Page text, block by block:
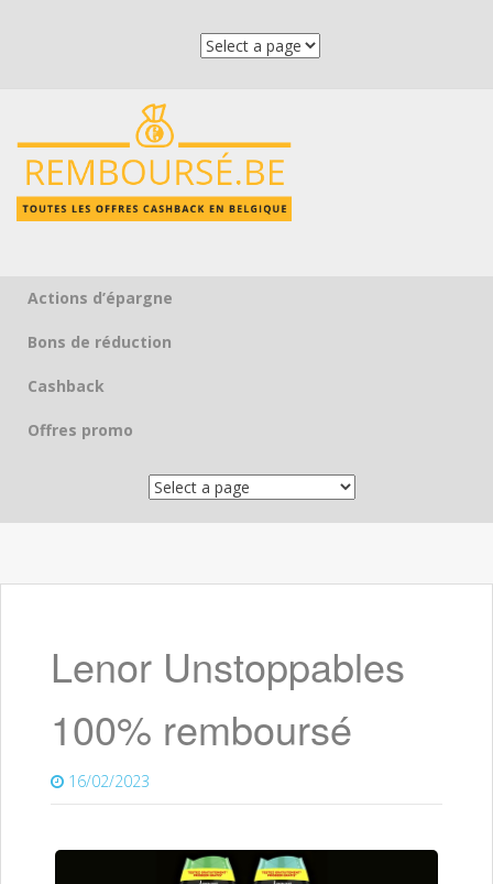
Skip to content
Actions d’épargne
Bons de réduction
Cashback
Offres promo
Lenor Unstoppables
100% remboursé
16/02/2023